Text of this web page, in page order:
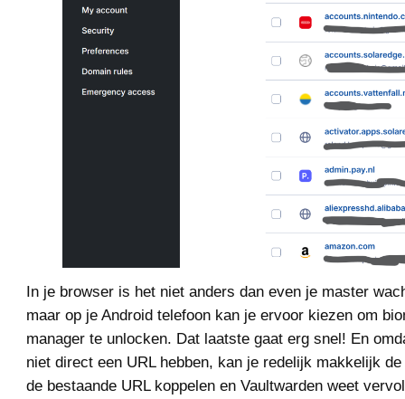
In je browser is het niet anders dan even je master
maar op je Android telefoon kan je ervoor kiezen om
manager te unlocken. Dat laatste gaat erg snel! En
niet direct een URL hebben, kan je redelijk makkelijk
de bestaande URL koppelen en Vaultwarden weet